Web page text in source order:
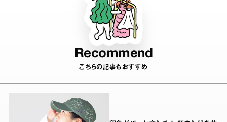
Recommend
こちらの記事もおすすめ